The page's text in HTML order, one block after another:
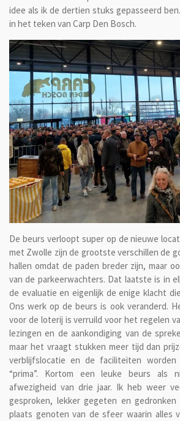
idee als ik de dertien stuks gepasseerd
in het teken van Carp Den Bosch.
De beurs verloopt super op de nieuwe
met Zwolle zijn de grootste verschillen de
hallen omdat de paden breder zijn, maar
van de parkeerwachters. Dat laatste is in
de evaluatie en eigenlijk de enige klacht
Ons werk op de beurs is ook veranderd.
voor de loterij is verruild voor het regelen
lezingen en de aankondiging van de
maar het vraagt stukken meer tijd dan
verblijfslocatie en de faciliteiten
“prima”. Kortom een leuke beurs als
afwezigheid van drie jaar. Ik heb weer
gesproken, lekker gegeten en
plaats genoten van de sfeer waarin alles